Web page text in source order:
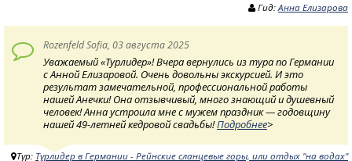
Гид: Анна Елизарова
Rozenfeld Sofia, 03 августа 2025
Уважаемый «Турлидер»! Вчера вернулись из тура по Германии
с Анной Елизаровой. Очень довольны экскурсией. И это
результат замечательной, профессиональной работы
нашей Анечки! Она отзывчивый, много знающий и душевный
человек! Анна устроила мне с мужем праздник — годовщину
нашей 49-летней кедровой свадьбы!Подробнее>
Тур: Турлидер в Германии - Рейнские сланцевые горы, или отдых "на водах"